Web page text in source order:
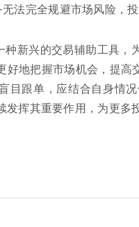
法完全规避市场风险，
种新兴的交易辅助工具
好地把握市场机会，提
目跟单，应结合自身情
挥其重要作用，为更多